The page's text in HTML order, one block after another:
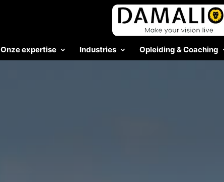
Onze expertise Industries Opleiding & Coaching